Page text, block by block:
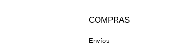
COMPRAS
Envíos